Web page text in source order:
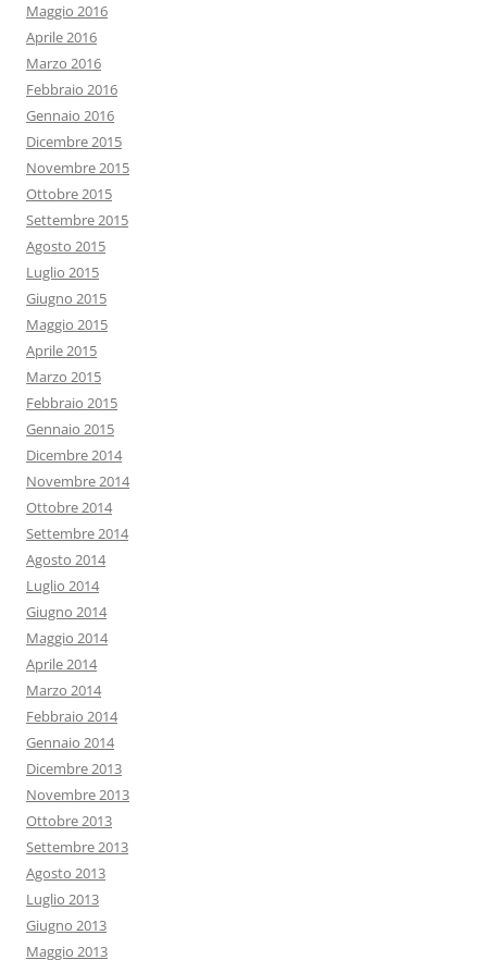
Maggio 2016
Aprile 2016
Marzo 2016
Febbraio 2016
Gennaio 2016
Dicembre 2015
Novembre 2015
Ottobre 2015
Settembre 2015
Agosto 2015
Luglio 2015
Giugno 2015
Maggio 2015
Aprile 2015
Marzo 2015
Febbraio 2015
Gennaio 2015
Dicembre 2014
Novembre 2014
Ottobre 2014
Settembre 2014
Agosto 2014
Luglio 2014
Giugno 2014
Maggio 2014
Aprile 2014
Marzo 2014
Febbraio 2014
Gennaio 2014
Dicembre 2013
Novembre 2013
Ottobre 2013
Settembre 2013
Agosto 2013
Luglio 2013
Giugno 2013
Maggio 2013